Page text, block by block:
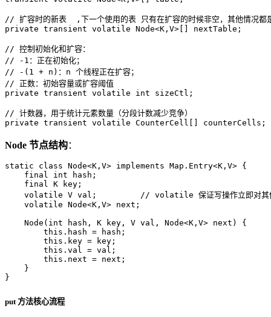
// 扩容时的新表  ,下一个使用的表 只有在扩容的时候非空，其他情况
private transient volatile Node<K,V>[] nextTable;
// 控制初始化和扩容：
// -1：正在初始化；
// -(1 + n)：n 个线程正在扩容；
// 正数：初始容量或扩容阈值
private transient volatile int sizeCtl;
// 计数器，用于统计元素数量（分段计数减少竞争）
private transient volatile CounterCell[] counterCells;
Node 节点结构：
static class Node<K,V> implements Map .Entry<K,V> {
final
int hash;
final
K key;
volatile V val;
// volatile 保证写操作立即对
volatile Node<K,V> next;
    Node(
int hash, K key, V val, Node<K,V> next) {
this .hash = hash;
this .key = key;
this .val = val;
this .next = next;
    }
}
put 方法核心流程